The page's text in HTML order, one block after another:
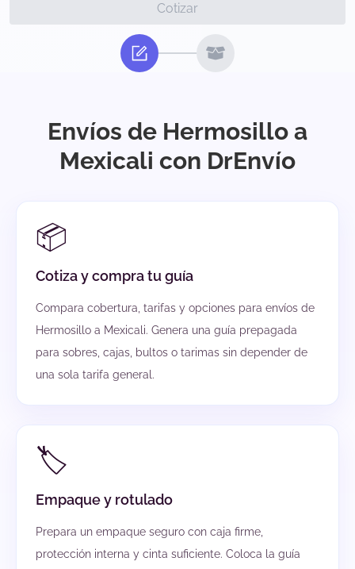
Cotizar
Envíos de Hermosillo a
Mexicali con DrEnvío
📦
Cotiza y compra tu guía
Compara cobertura, tarifas y opciones para envíos de
Hermosillo a Mexicali. Genera una guía prepagada
para sobres, cajas, bultos o tarimas sin depender de
una sola tarifa general.
🏷️
Empaque y rotulado
Prepara un empaque seguro con caja firme,
protección interna y cinta suficiente. Coloca la guía